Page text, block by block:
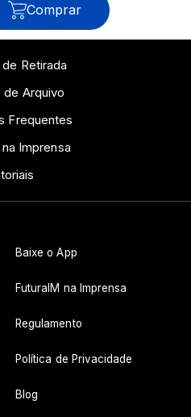
Comprar
Retirada
de Arquivo
Frequentes
Imprensa
Baixe o App
FuturaIM na Imprensa
Regulamento
Política de Privacidade
Blog